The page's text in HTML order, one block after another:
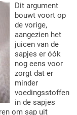
Dit argument
bouwt voort op
de vorige,
aangezien het
juicen van de
sapjes er óók
nog eens voor
zorgt dat er
minder
voedingsstoffen
in de sapjes
om sap uit